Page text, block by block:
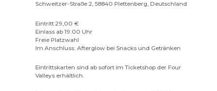
Schweitzer-Straße 2, 58840 Plettenberg, Deutschland
Eintritt 29,00 €
Einlass ab 19.00 Uhr
Freie Platzwahl
Im Anschluss: Afterglow bei Snacks und Getränken
Eintrittskarten sind ab sofort im Ticketshop der Four
Valleys erhältlich.